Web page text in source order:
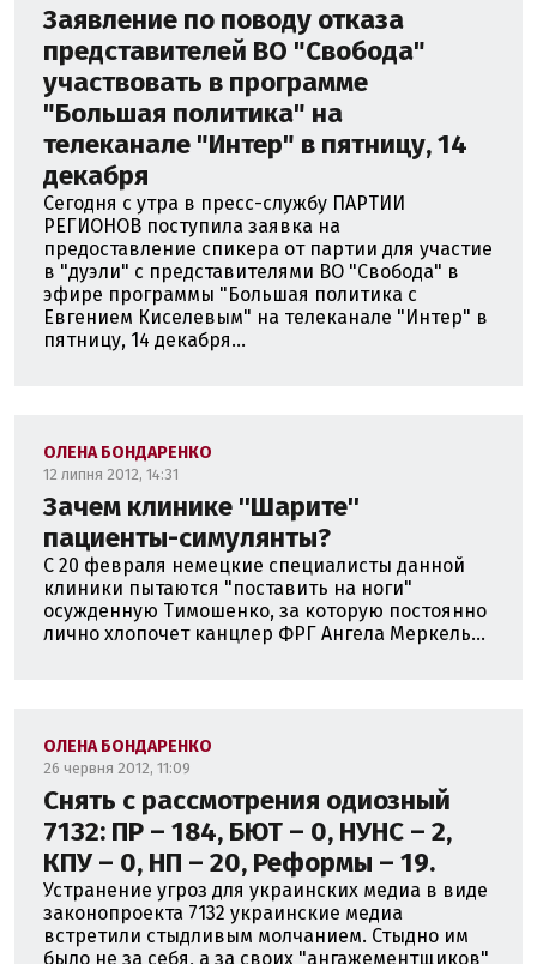
Заявление по поводу отказа
представителей ВО "Свобода"
участвовать в программе
"Большая политика" на
телеканале "Интер" в пятницу, 14
декабря
Сегодня с утра в пресс-службу ПАРТИИ
РЕГИОНОВ поступила заявка на
предоставление спикера от партии для участие
в "дуэли" с представителями ВО "Свобода" в
эфире программы "Большая политика с
Евгением Киселевым" на телеканале "Интер" в
пятницу, 14 декабря...
ОЛЕНА БОНДАРЕНКО
12 липня 2012, 14:31
Зачем клинике ''Шарите''
пациенты-симулянты?
С 20 февраля немецкие специалисты данной
клиники пытаются "поставить на ноги"
осужденную Тимошенко, за которую постоянно
лично хлопочет канцлер ФРГ Ангела Меркель...
ОЛЕНА БОНДАРЕНКО
26 червня 2012, 11:09
Снять с рассмотрения одиозный
7132: ПР – 184, БЮТ – 0, НУНС – 2,
КПУ – 0, НП – 20, Реформы – 19.
Устранение угроз для украинских медиа в виде
законопроекта 7132 украинские медиа
встретили стыдливым молчанием. Стыдно им
было не за себя, а за своих "ангажементщиков"